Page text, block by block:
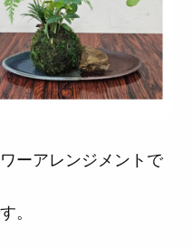
ーアレンジメントで
。